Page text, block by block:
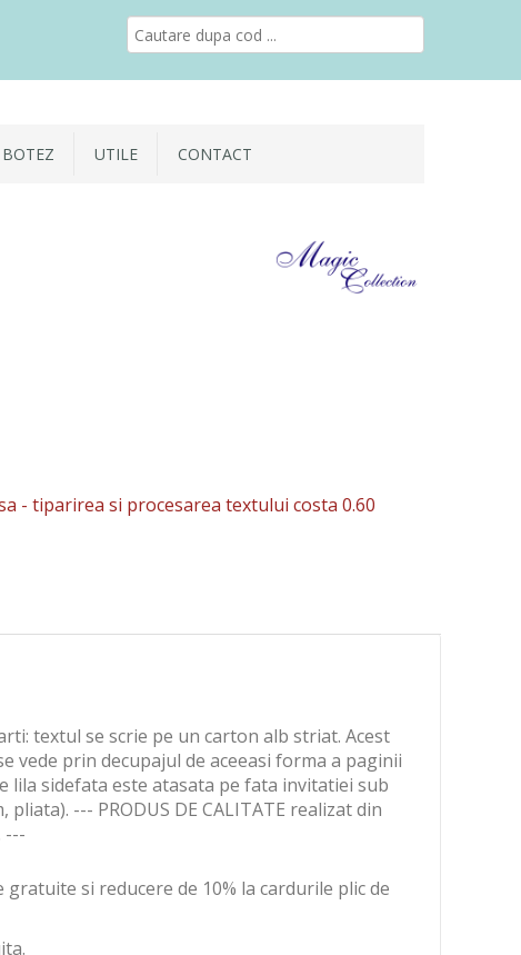
UTILE CONTACT
- tiparirea si procesarea textului costa 0.60
textul se scrie pe un carton alb striat. Acest
vede prin decupajul de aceeasi forma a paginii
lila sidefata este atasata pe fata invitatiei sub
--- PRODUS DE CALITATE realizat din
---
si reducere de 10% la cardurile plic de